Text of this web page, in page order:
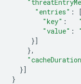
"entries" :
"key" :
"value" :
}]
},
}]
}